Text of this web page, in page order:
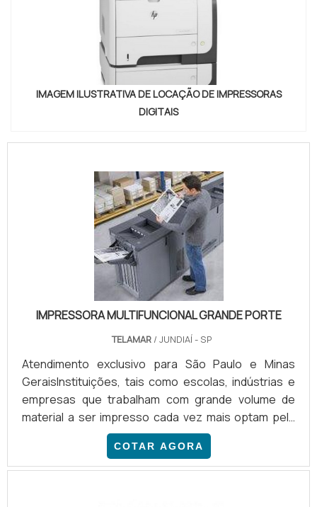
IMAGEM ILUSTRATIVA DE LOCAÇÃO DE IMPRESSORAS
DIGITAIS
IMPRESSORA MULTIFUNCIONAL GRANDE PORTE
TELAMAR / JUNDIAÍ - SP
Atendimento exclusivo para São Paulo e Minas
GeraisInstituições, tais como escolas, indústrias e
empresas que trabalham com grande volume de
material a ser impresso cada vez mais optam pela
impressora multifuncional grande porte, a fim de
realizar impressão de documentos, impressão de
grandes arquivos, escaneamentos, entre outras
COTAR AGORA